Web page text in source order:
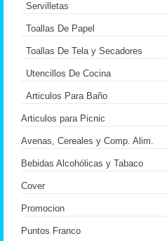
Servilletas
Toallas De Papel
Toallas De Tela y Secadores
Utencillos De Cocina
Articulos Para Baño
Articulos para Picnic
Avenas, Cereales y Comp. Alim.
Bebidas Alcohólicas y Tabaco
Cover
Promocion
Puntos Franco